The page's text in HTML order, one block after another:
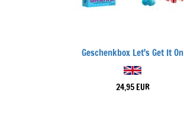
Geschenkbox Let's Get It On
24,95 EUR